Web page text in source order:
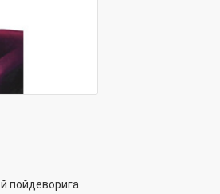
пойдеворига